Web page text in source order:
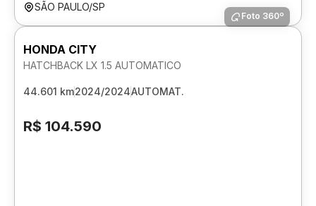
SÃO PAULO/SP
Foto 360º
HONDA CITY
HATCHBACK LX 1.5 AUTOMATICO
44.601 km2024/2024AUTOMAT.
R$ 104.590